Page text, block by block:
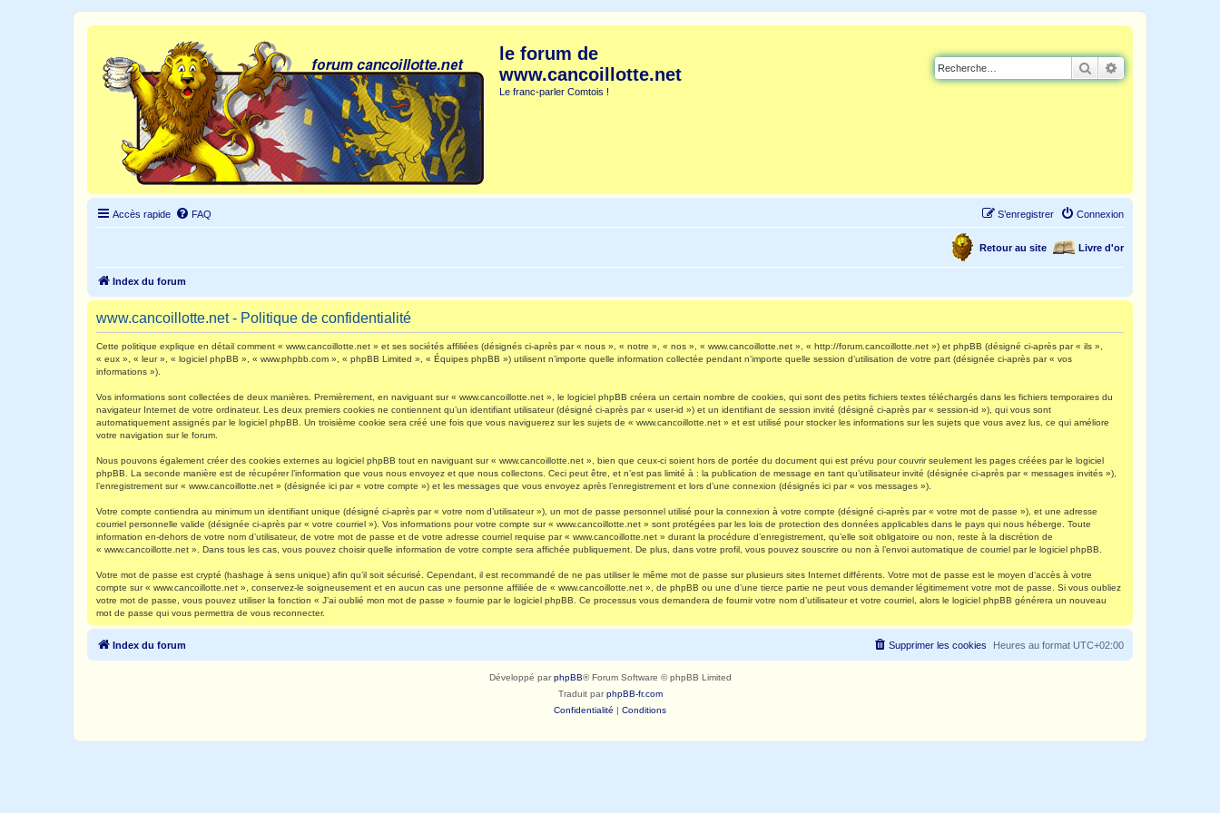
le forum de
www.cancoillotte.net
Le franc-parler Comtois !
Rechercher
Accès rapide FAQ Connexion
S’enregistrer
Livre d'or
Retour au site
Index du forum
www.cancoillotte.net - Politique de confidentialité
Cette politique explique en détail comment « www.cancoillotte.net » et ses sociétés affiliées (désignés ci-après par « nous », « notre », « nos », « www.cancoillotte.net », « http://forum.cancoillotte.net ») et phpBB (désigné ci-après par « ils »,
« eux », « leur », « logiciel phpBB », « www.phpbb.com », « phpBB Limited », « Équipes phpBB ») utilisent n’importe quelle information collectée pendant n’importe quelle session d’utilisation de votre part (désignée ci-après par « vos
informations »).
Vos informations sont collectées de deux manières. Premièrement, en naviguant sur « www.cancoillotte.net », le logiciel phpBB créera un certain nombre de cookies, qui sont des petits fichiers textes téléchargés dans les fichiers temporaires du
navigateur Internet de votre ordinateur. Les deux premiers cookies ne contiennent qu’un identifiant utilisateur (désigné ci-après par « user-id ») et un identifiant de session invité (désigné ci-après par « session-id »), qui vous sont
automatiquement assignés par le logiciel phpBB. Un troisième cookie sera créé une fois que vous naviguerez sur les sujets de « www.cancoillotte.net » et est utilisé pour stocker les informations sur les sujets que vous avez lus, ce qui améliore
votre navigation sur le forum.
Nous pouvons également créer des cookies externes au logiciel phpBB tout en naviguant sur « www.cancoillotte.net », bien que ceux-ci soient hors de portée du document qui est prévu pour couvrir seulement les pages créées par le logiciel
phpBB. La seconde manière est de récupérer l’information que vous nous envoyez et que nous collectons. Ceci peut être, et n’est pas limité à : la publication de message en tant qu’utilisateur invité (désignée ci-après par « messages invités »),
l’enregistrement sur « www.cancoillotte.net » (désignée ici par « votre compte ») et les messages que vous envoyez après l’enregistrement et lors d’une connexion (désignés ici par « vos messages »).
Votre compte contiendra au minimum un identifiant unique (désigné ci-après par « votre nom d’utilisateur »), un mot de passe personnel utilisé pour la connexion à votre compte (désigné ci-après par « votre mot de passe »), et une adresse
courriel personnelle valide (désignée ci-après par « votre courriel »). Vos informations pour votre compte sur « www.cancoillotte.net » sont protégées par les lois de protection des données applicables dans le pays qui nous héberge. Toute
information en-dehors de votre nom d’utilisateur, de votre mot de passe et de votre adresse courriel requise par « www.cancoillotte.net » durant la procédure d’enregistrement, qu’elle soit obligatoire ou non, reste à la discrétion de
« www.cancoillotte.net ». Dans tous les cas, vous pouvez choisir quelle information de votre compte sera affichée publiquement. De plus, dans votre profil, vous pouvez souscrire ou non à l’envoi automatique de courriel par le logiciel phpBB.
Votre mot de passe est crypté (hashage à sens unique) afin qu’il soit sécurisé. Cependant, il est recommandé de ne pas utiliser le même mot de passe sur plusieurs sites Internet différents. Votre mot de passe est le moyen d’accès à votre
compte sur « www.cancoillotte.net », conservez-le soigneusement et en aucun cas une personne affiliée de « www.cancoillotte.net », de phpBB ou une d’une tierce partie ne peut vous demander légitimement votre mot de passe. Si vous oubliez
votre mot de passe, vous pouvez utiliser la fonction « J’ai oublié mon mot de passe » fournie par le logiciel phpBB. Ce processus vous demandera de fournir votre nom d’utilisateur et votre courriel, alors le logiciel phpBB générera un nouveau
mot de passe qui vous permettra de vous reconnecter.
Index du forum Heures au format UTC+02:00
Supprimer les cookies
Développé parphpBB® Forum Software © phpBB Limited
Traduit parphpBB-fr.com
Confidentialité | Conditions